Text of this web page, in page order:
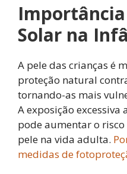
Solar na
A pele das crianças é
proteção natural
tornando-as mais
A exposição excessiva
pode aumentar o risco
pele na vida adulta.
medidas de